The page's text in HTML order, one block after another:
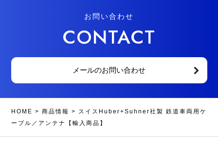
お問い合わせ
CONTACT
メールのお問い合わせ
HOME > 商品情報 > スイスHuber+Suhner社製 鉄道車両用ケ
ーブル／アンテナ【輸入商品】